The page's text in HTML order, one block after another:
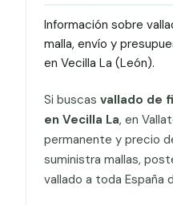
Información sobre
malla, envío y
en Vecilla La (León).
Si buscas vallado de
en Vecilla La, en
permanente y precio
suministra mallas,
vallado a toda España